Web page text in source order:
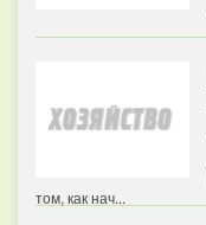
том, как нач...